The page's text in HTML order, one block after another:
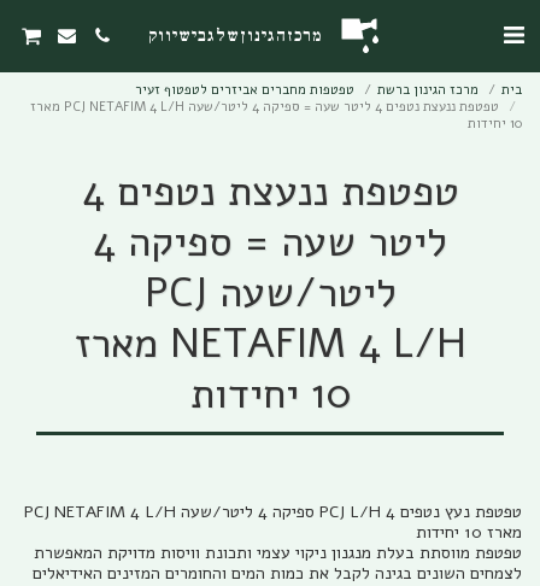
מרכז הגינון של גבי שיווק
בית מרכז הגינון ברשת
טפטפות מחברים אביזרים לטפטוף זעיר
טפטפת ננעצת נטפים 4 ליטר שעה = ספיקה 4 ליטר/שעה PCJ NETAFIM 4 L/H מארז
10 יחידות
טפטפת ננעצת נטפים 4
ליטר שעה = ספיקה 4
ליטר/שעה PCJ
NETAFIM 4 L/H מארז
10 יחידות
טפטפת נעץ נטפים PCJ L/H 4 ספיקה 4 ליטר/שעה PCJ NETAFIM 4 L/H
טפטפת מווסתת בעלת מנגנון ניקוי עצמי ותכונת וויסות מדויקת המאפשרת
לצמחים השונים בגינה לקבל את כמות המים והחומרים המזינים האידיאלים